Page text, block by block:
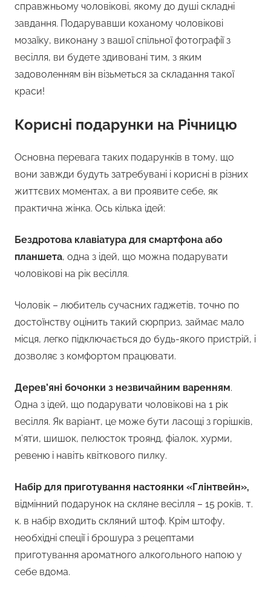
справжньому чоловікові, якому до душі складні
завдання. Подарувавши коханому чоловікові
мозаїку, виконану з вашої спільної фотографії з
весілля, ви будете здивовані тим, з яким
задоволенням він візьметься за складання такої
краси!
Корисні подарунки на Річницю
Основна перевага таких подарунків в тому, що
вони завжди будуть затребувані і корисні в різних
життєвих моментах, а ви проявите себе, як
практична жінка. Ось кілька ідей:
Бездротова клавіатура для смартфона або
планшета, одна з ідей, що можна подарувати
чоловікові на рік весілля.
Чоловік – любитель сучасних гаджетів, точно по
достоїнству оцінить такий сюрприз, займає мало
місця, легко підключається до будь-якого пристрій, і
дозволяє з комфортом працювати.
Дерев’яні бочонки з незвичайним варенням.
Одна з ідей, що подарувати чоловікові на 1 рік
весілля. Як варіант, це може бути ласощі з горішків,
м’яти, шишок, пелюсток троянд, фіалок, хурми,
ревеню і навіть квіткового пилку.
Набір для приготування настоянки «Глінтвейн»,
відмінний подарунок на скляне весілля – 15 років, т.
к. в набір входить скляний штоф. Крім штофу,
необхідні спеції і брошура з рецептами
приготування ароматного алкогольного напою у
себе вдома.